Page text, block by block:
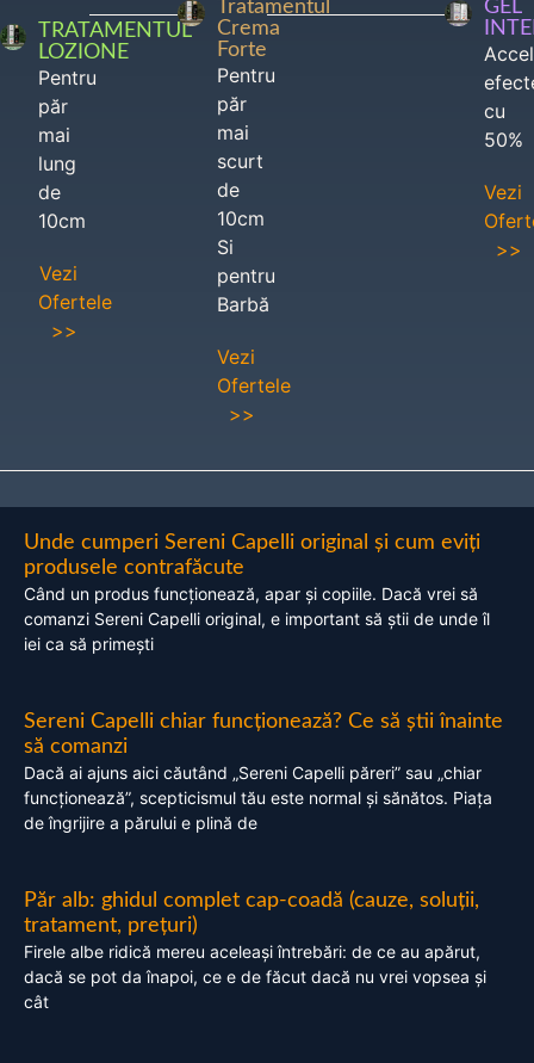
TRATAMENTUL
LOZIONE
Pentru
păr
mai
lung
de
10cm
Vezi
Ofertele
>>
Tratamentul
Crema
Forte
Pentru
păr
mai
scurt
de
10cm
Si
pentru
Barbă
Vezi
Ofertele
>>
GEL
cu
50%
Vezi
>>
Unde cumperi Sereni Capelli original și cum eviți
produsele contrafăcute
Când un produs funcționează, apar și copiile. Dacă vrei să
comanzi Sereni Capelli original, e important să știi de unde îl
iei ca să primești
Sereni Capelli chiar funcționează? Ce să știi înainte
să comanzi
Dacă ai ajuns aici căutând „Sereni Capelli păreri” sau „chiar
funcționează”, scepticismul tău este normal și sănătos. Piața
de îngrijire a părului e plină de
Păr alb: ghidul complet cap-coadă (cauze, soluții,
tratament, prețuri)
Firele albe ridică mereu aceleași întrebări: de ce au apărut,
dacă se pot da înapoi, ce e de făcut dacă nu vrei vopsea și
cât